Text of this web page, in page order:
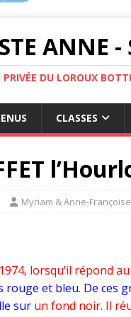
ANNE
PRIVÉE DU LOROUX
CLASSES
Myriam & Anne-Françoise
lorsqu’il répond
rouge et bleu. De ces
sur un fond noir. Il